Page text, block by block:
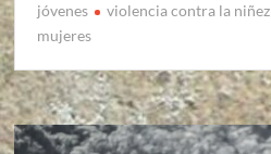
jóvenes
violencia contra la niñez
mujeres